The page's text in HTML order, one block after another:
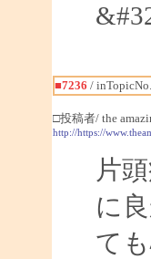
■7236 /
□投稿者/ the
http://https://
片
に
て